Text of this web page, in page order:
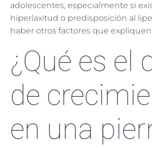
adolescentes, especialmente si
hiperlaxitud o predisposición al
haber otros factores que
¿Qué es el
de
en una